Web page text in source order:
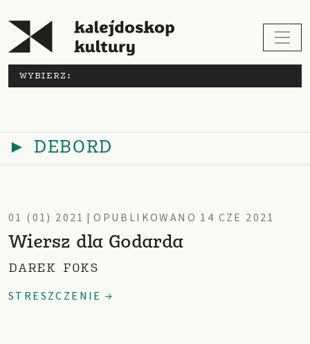
WYBIERZ:
► DEBORD
01 (01) 2021 | OPUBLIKOWANO 14 CZE 2021
Wiersz dla Godarda
DAREK FOKS
STRESZCZENIE →